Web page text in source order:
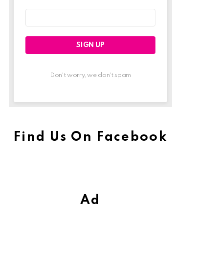
Don't worry, we don't spam
Find Us On Facebook
Ad